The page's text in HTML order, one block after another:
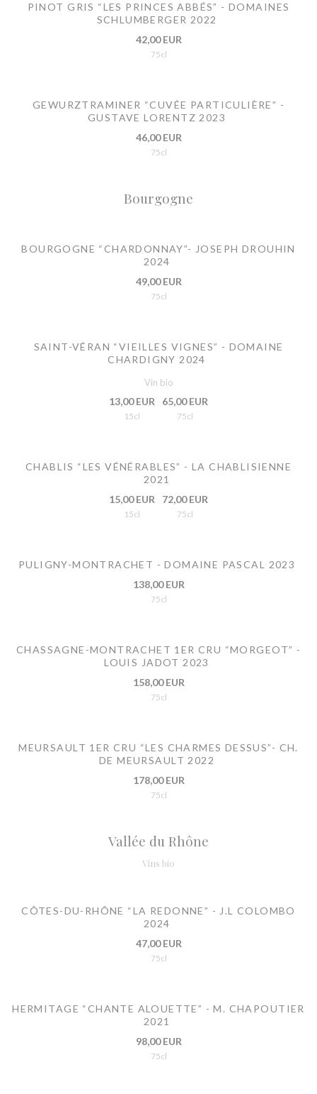
PINOT GRIS “LES PRINCES ABBÉS” - DOMAINES
SCHLUMBERGER 2022
42,00 EUR
75cl
GEWURZTRAMINER “CUVÉE PARTICULIÈRE” -
GUSTAVE LORENTZ 2023
46,00 EUR
75cl
Bourgogne
BOURGOGNE “CHARDONNAY”- JOSEPH DROUHIN
2024
49,00 EUR
75cl
SAINT-VÉRAN “VIEILLES VIGNES” - DOMAINE
CHARDIGNY 2024
Vin bio
13,00 EUR
15cl
65,00 EUR
75cl
CHABLIS “LES VÉNÉRABLES” - LA CHABLISIENNE
2021
15,00 EUR
15cl
72,00 EUR
75cl
PULIGNY-MONTRACHET - DOMAINE PASCAL 2023
138,00 EUR
75cl
CHASSAGNE-MONTRACHET 1ER CRU “MORGEOT” -
LOUIS JADOT 2023
158,00 EUR
75cl
MEURSAULT 1ER CRU “LES CHARMES DESSUS”- CH.
DE MEURSAULT 2022
178,00 EUR
75cl
Vallée du Rhône
Vins bio
CÔTES-DU-RHÔNE “LA REDONNE” - J.L COLOMBO
2024
47,00 EUR
75cl
HERMITAGE “CHANTE ALOUETTE” - M. CHAPOUTIER
2021
98,00 EUR
75cl